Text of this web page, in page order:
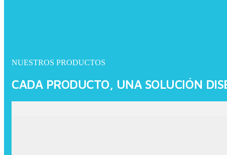
NUESTROS PRODUCTOS
CADA PRODUCTO, UNA SOLUCIÓN